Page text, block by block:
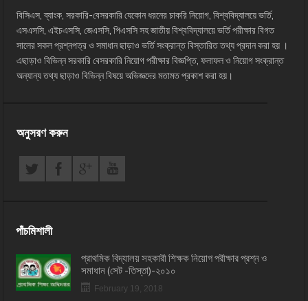
বিসিএস, ব্যাংক, সরকারি-বেসরকারি যেকোন ধরনের চাকরি নিয়োগ, বিশ্ববিদ্যালয়ে ভর্তি,
এসএসসি, এইচএসসি, জেএসসি, পিএসসি সহ জাতীয় বিশ্ববিদ্যালয়ে ভর্তি পরীক্ষার বিগত
সালের সকল প্রশ্নপত্র ও সমাধান ছাড়াও ভর্তি সংক্রান্ত বিস্তারিত তথ্য প্রদান করা হয় ।
এছাড়াও বিভিন্ন সরকারি বেসরকারি নিয়োগ পরীক্ষার বিজ্ঞপ্তি, ফলাফল ও নিয়োগ সংক্রান্ত
অন্যান্য তথ্য ছাড়াও বিভিন্ন বিষয়ে অভিজ্ঞদের মতামত প্রকাশ করা হয়।
অনুসরণ করুন
পাঁচমিশালী
প্রাথমিক বিদ্যালয় সহকারী শিক্ষক নিয়োগ পরীক্ষার প্রশ্ন ও
সমাধান (সেট -তিস্তা)-২০১০
February 19, 2018